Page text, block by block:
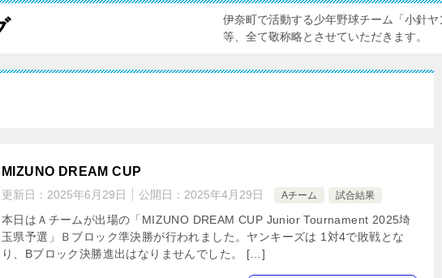
伊奈町で活動する少年野球チーム「小針
等、全て敬称略とさせていただきます。
MIZUNO DREAM CUP
更新日： 2025年6月29日 公開日： 2025年4月29日 Aチーム 試合結果
本日はＡチームが出場の「MIZUNO DREAM CUP Junior Tournament 2025埼
玉県予選」Ｂブロック準決勝が行われました。ヤンキーズは 1対4で敗戦とな
り、Bブロック決勝進出はなりませんでした。 […]